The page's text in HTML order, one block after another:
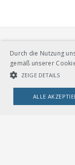
VERBAND ÖFFENTLICHER
Dählhölzliweg 12
CH-3005 Bern
Durch die Nutzung
gemäß unserer
ZEIGE DETAILS
ALLE